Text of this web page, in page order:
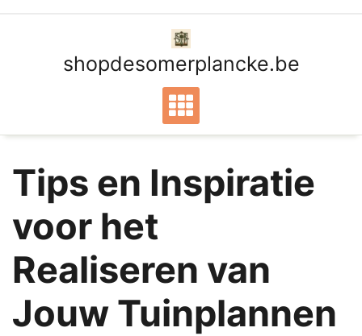
shopdesomerplancke.be
Tips en Inspiratie
voor het
Realiseren van
Jouw Tuinplannen